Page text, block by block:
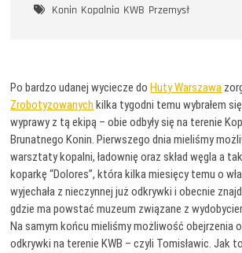
Konin Kopalnia KWB Przemysł
Po bardzo udanej wyciecze doHuty Warszawa
Zrobotyzowanych kilka tygodni temu wybrałem
wyprawy z tą ekipą – obie odbyły się na terenie
Brunatnego Konin. Pierwszego dnia mieliśmy
warsztaty kopalni, ładownię oraz skład węgla a
koparkę “Dolores”, która kilka miesięcy temu o
wyjechała z nieczynnej już odkrywki i obecnie
gdzie ma powstać muzeum związane z
Na samym końcu mieliśmy możliwość obejrzenia
odkrywki na terenie KWB – czyli Tomisławic. Jak